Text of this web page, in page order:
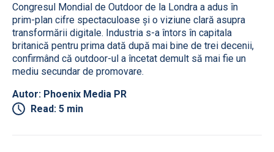
Congresul Mondial de Outdoor de la Londra a adus în
prim-plan cifre spectaculoase și o viziune clară asupra
transformării digitale. Industria s-a întors în capitala
britanică pentru prima dată după mai bine de trei decenii,
confirmând că outdoor-ul a încetat demult să mai fie un
mediu secundar de promovare.
Autor: Phoenix Media PR
Read: 5 min